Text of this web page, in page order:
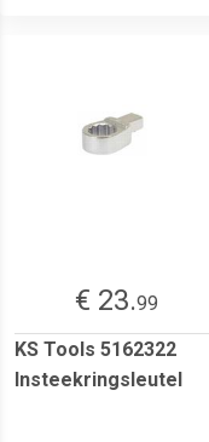
€ 23.99
KS Tools 5162322
Insteekringsleutel